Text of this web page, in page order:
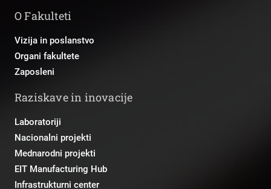
O Fakulteti
Vizija in poslanstvo
Organi fakultete
Zaposleni
Raziskave in inovacije
Laboratoriji
Nacionalni projekti
Mednarodni projekti
EIT Manufacturing Hub
Infrastrukturni center